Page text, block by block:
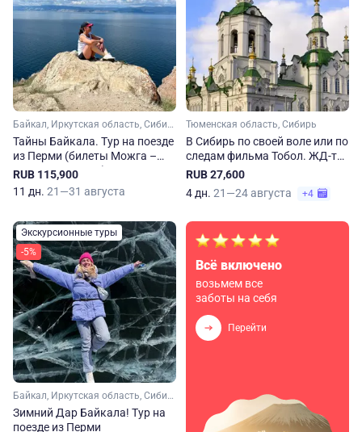
Байкал, Иркутская область, Сибирь
Тайны Байкала. Тур на поезде
из Перми (билеты Можга –
Агрыз – Иркутск)
RUB 115,900
11 дн. 21—31 августа
Тюменская область, Сибирь
В Сибирь по своей воле или по
следам фильма Тобол. ЖД-тур
из Перми
RUB 27,600
4 дн. 21—24 августа +4
Экскурсионные туры
-5%
Байкал, Иркутская область, Сибирь
Зимний Дар Байкала! Тур на
поезде из Перми
Всё включено
возьмем все
заботы на себя
Перейти